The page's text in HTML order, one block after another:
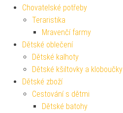
Chovatelské potřeby
Teraristika
Mravenčí farmy
Dětské oblečení
Dětské kalhoty
Dětské kšiltovky a kloboučky
Dětské zboží
Cestování s dětmi
Dětské batohy